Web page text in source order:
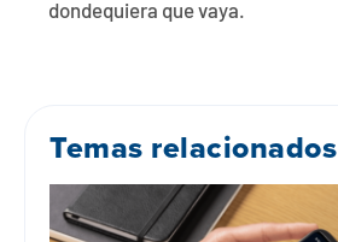
dondequiera que vaya.
Temas relacionados